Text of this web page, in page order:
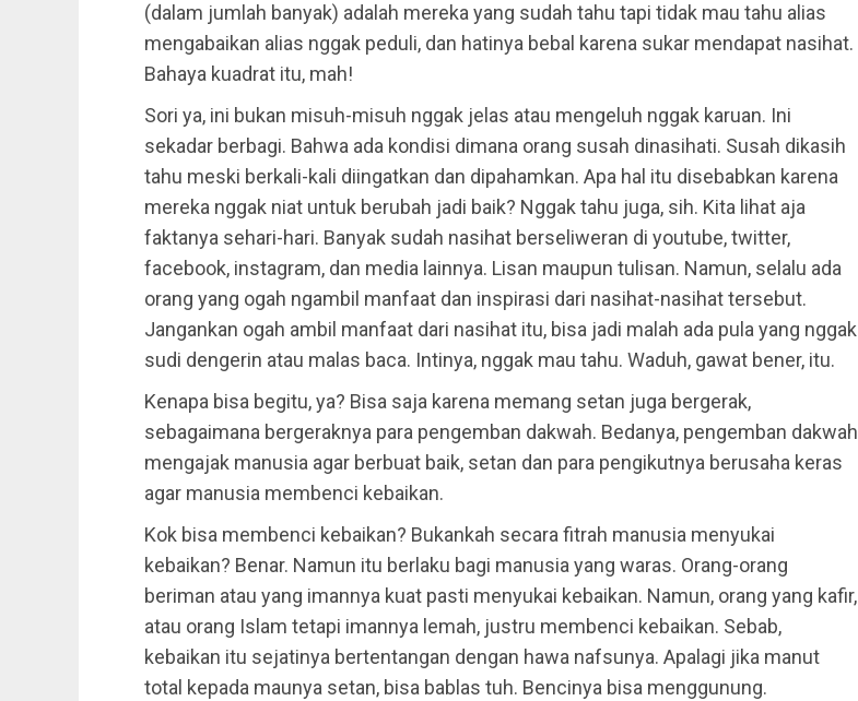
(dalam jumlah banyak) adalah mereka yang sudah tahu tapi tidak mau tahu alias
mengabaikan alias nggak peduli, dan hatinya bebal karena sukar mendapat nasihat.
Bahaya kuadrat itu, mah!
Sori ya, ini bukan misuh-misuh nggak jelas atau mengeluh nggak karuan. Ini
sekadar berbagi. Bahwa ada kondisi dimana orang susah dinasihati. Susah dikasih
tahu meski berkali-kali diingatkan dan dipahamkan. Apa hal itu disebabkan karena
mereka nggak niat untuk berubah jadi baik? Nggak tahu juga, sih. Kita lihat aja
faktanya sehari-hari. Banyak sudah nasihat berseliweran di youtube, twitter,
facebook, instagram, dan media lainnya. Lisan maupun tulisan. Namun, selalu ada
orang yang ogah ngambil manfaat dan inspirasi dari nasihat-nasihat tersebut.
Jangankan ogah ambil manfaat dari nasihat itu, bisa jadi malah ada pula yang nggak
sudi dengerin atau malas baca. Intinya, nggak mau tahu. Waduh, gawat bener, itu.
Kenapa bisa begitu, ya? Bisa saja karena memang setan juga bergerak,
sebagaimana bergeraknya para pengemban dakwah. Bedanya, pengemban dakwah
mengajak manusia agar berbuat baik, setan dan para pengikutnya berusaha keras
agar manusia membenci kebaikan.
Kok bisa membenci kebaikan? Bukankah secara fitrah manusia menyukai
kebaikan? Benar. Namun itu berlaku bagi manusia yang waras. Orang-orang
beriman atau yang imannya kuat pasti menyukai kebaikan. Namun, orang yang kafir,
atau orang Islam tetapi imannya lemah, justru membenci kebaikan. Sebab,
kebaikan itu sejatinya bertentangan dengan hawa nafsunya. Apalagi jika manut
total kepada maunya setan, bisa bablas tuh. Bencinya bisa menggunung.